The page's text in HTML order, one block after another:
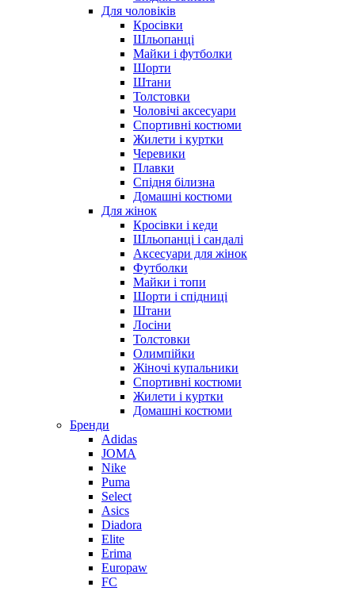
Для чоловіків
Кросівки
Шльопанці
Майки і футболки
Шорти
Штани
Толстовки
Чоловічі аксесуари
Спортивні костюми
Жилети і куртки
Черевики
Плавки
Спідня білизна
Домашні костюми
Для жінок
Кросівки і кеди
Шльопанці і сандалі
Аксесуари для жінок
Футболки
Майки і топи
Шорти і спідниці
Штани
Лосіни
Толстовки
Олимпійки
Жіночі купальники
Спортивні костюми
Жилети і куртки
Домашні костюми
Бренди
Adidas
JOMA
Nike
Puma
Select
Asics
Diadora
Elite
Erima
Europaw
FC